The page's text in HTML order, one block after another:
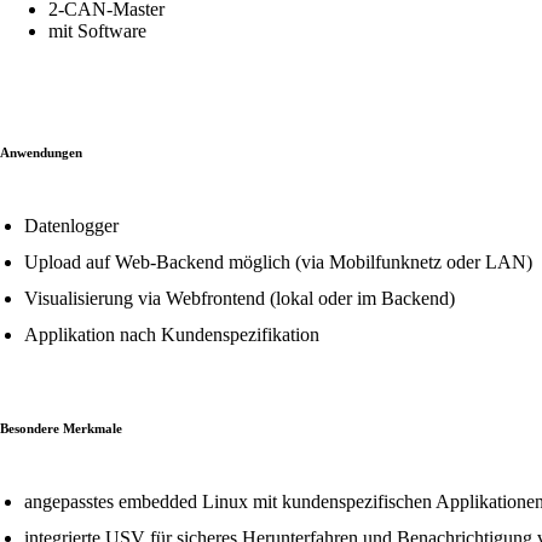
2-CAN-Master
mit Software
Anwendungen
Datenlogger
Upload auf Web-Backend möglich (via Mobilfunknetz oder LAN)
Visualisierung via Webfrontend (lokal oder im Backend)
Applikation nach Kundenspezifikation
Besondere Merkmale
angepasstes embedded Linux mit kundenspezifischen Applikationen
integrierte USV für sicheres Herunterfahren und Benachrichtigung